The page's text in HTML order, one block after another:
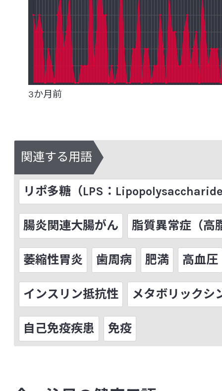
化粧品研究所
安全性研究所
分析試験研究所
角層水分含量
過敏性腸症候群（IBS: Irritable bowel
機能性ディスペプシア
菌血症
グァバ葉ポリフェノール
グラム陽性（陰性）菌
クロレラ
下痢
研究レビュー（システマティックレビュー
Review(SR)）
交感神経
抗菌ペプチド
高血圧
抗酸化
抗生物質（抗菌薬）耐性菌
コホート研究
コルチゾール
3か月前
関連する用語
リポ多糖（LPS：
腸炎関連大腸がん 脂質異常症（高
萎縮性胃炎 歯周病 肥満 高血圧
インスリン抵抗性 メタボリックシ
自己免疫疾患 免疫